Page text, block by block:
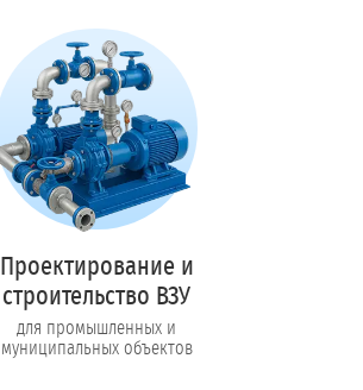
Проектирование и
строительство ВЗУ
для промышленных и
муниципальных объектов